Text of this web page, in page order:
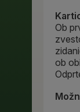
Ob
ob